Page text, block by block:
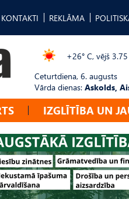
KONTAKTI REKLĀMA
+26° C, vējš
Ceturtdiena, 6. augusts
Vārda dienas: Askolds,
IZGLĪTĪBA UN